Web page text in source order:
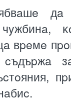
дa
вpeмe